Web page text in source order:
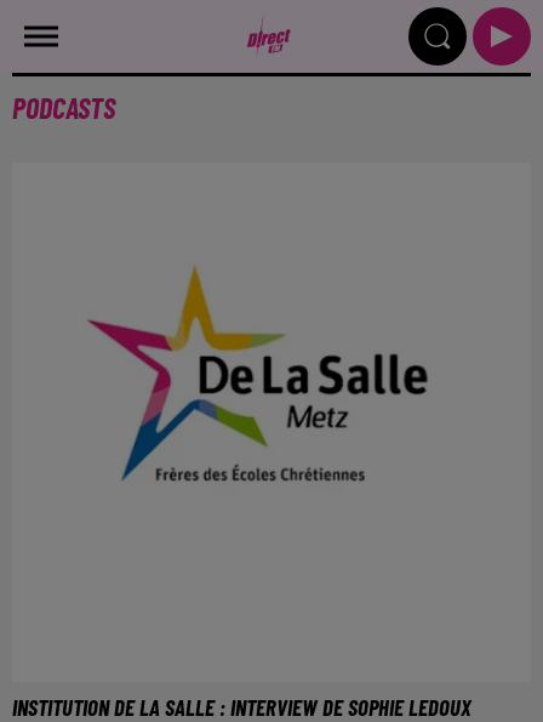
PODCASTS
INSTITUTION DE LA SALLE : INTERVIEW DE SOPHIE LEDOUX